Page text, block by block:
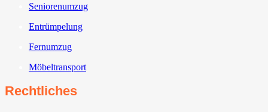
Seniorenumzug
Entrümpelung
Fernumzug
Möbeltransport
Rechtliches